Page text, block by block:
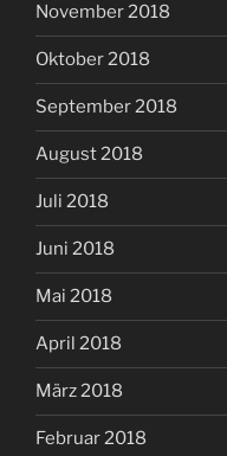
November 2018
Oktober 2018
September 2018
August 2018
Juli 2018
Juni 2018
Mai 2018
April 2018
März 2018
Februar 2018